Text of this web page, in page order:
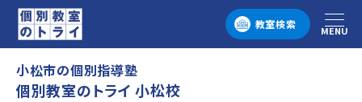
教室検索
メニュー
MENU
小松市の個別指導塾
個別教室のトライ 小松校